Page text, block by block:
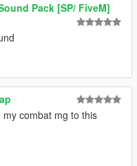
Pack [SP/ FiveM]
combat mg to this